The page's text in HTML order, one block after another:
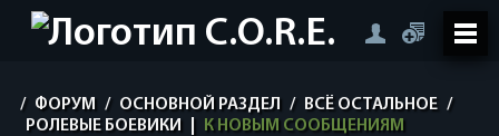
/ ФОРУМ / ОСНОВНОЙ РАЗДЕЛ / ВСЁ ОСТАЛЬНОЕ /
РОЛЕВЫЕ БОЕВИКИ
К НОВЫМ СООБЩЕНИЯМ